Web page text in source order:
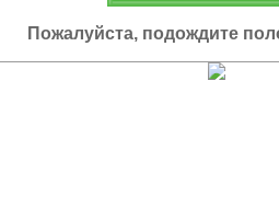
Пожалуйста, подождите